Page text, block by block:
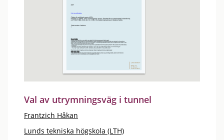
Val av utrymningsväg i tunnel
Frantzich Håkan
Lunds tekniska högskola (LTH)